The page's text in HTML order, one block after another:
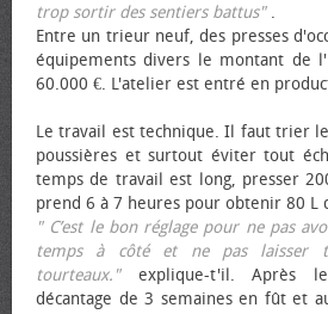
trop sortir des sentiers battus".
Entre un trieur neuf, des presses
équipements divers le montant de
60.000 €. L'atelier est entré en
Le travail est technique. Il faut trier
poussières et surtout éviter tout
temps de travail est long, presser
prend 6 à 7 heures pour obtenir 80 L
" C’est le bon réglage pour ne pas
temps à côté et ne pas laisser
tourteaux."explique-t'il. Après
décantage de 3 semaines en fût et